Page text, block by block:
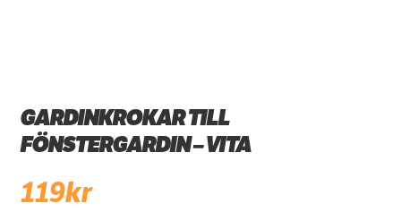
GARDINKROKAR TILL
FÖNSTERGARDIN – VITA
119kr